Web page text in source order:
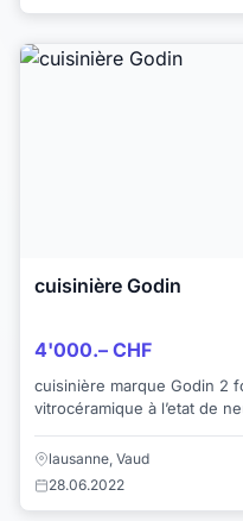
cuisinière Godin
4'000.– CHF
cuisinière marque Godin 2 fours 1 chauffe assiettes 4 plaques
vitrocéramique à l’etat de
lausanne, Vaud
28.06.2022